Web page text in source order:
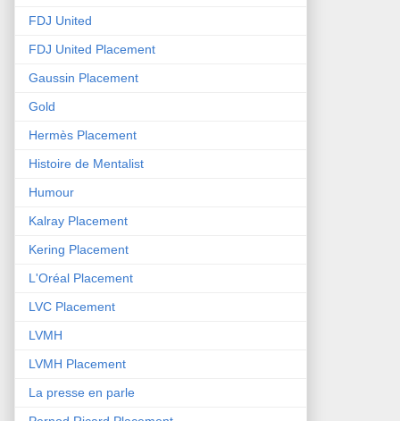
FDJ United
FDJ United Placement
Gaussin Placement
Gold
Hermès Placement
Histoire de Mentalist
Humour
Kalray Placement
Kering Placement
L'Oréal Placement
LVC Placement
LVMH
LVMH Placement
La presse en parle